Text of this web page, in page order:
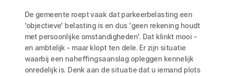
De gemeente roept vaak dat parkeerbelasting een
'objectieve' belasting is en dus 'geen rekening houdt
met persoonlijke omstandigheden'. Dat klinkt mooi -
en ambtelijk - maar klopt ten dele. Er zijn situatie
waarbij een naheffingsaanslag opleggen kennelijk
onredelijk is. Denk aan de situatie dat u iemand plots